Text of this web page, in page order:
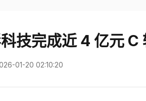
技完成近 4 亿元 C
01-20 02:10:20